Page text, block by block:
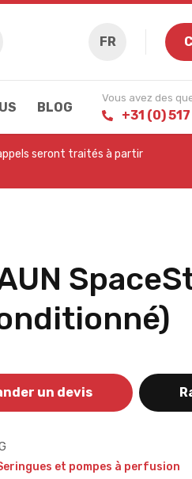
FR
BLOG
Vous avez des
+31 (0)
seront traités à partir
un devis
et pompes à perfusion